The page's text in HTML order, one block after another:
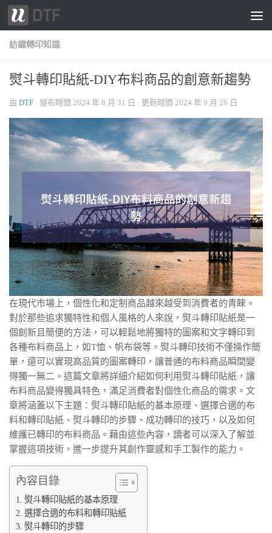
跳轉至內容
紡織轉印知識
熨斗轉印貼紙-DIY布料商品的創意新趨勢
由 DTF · 發布時間 2024 年 8 月 31 日 · 更新時間 2024 年 9 月 26 日
在現代市場上，個性化和定制商品越來越受到消費者的青睞。
對於那些追求獨特性和個人風格的人來說，熨斗轉印貼紙是一
個創新且簡便的方法，可以輕鬆地將獨特的圖案和文字轉印到
各種布料商品上，如T恤、帆布袋等。熨斗轉印技術不僅操作簡
單，還可以實現高品質的圖案轉印，讓普通的布料商品瞬間變
得獨一無二。這篇文章將詳細介紹如何利用熨斗轉印貼紙，讓
布料商品變得獨具特色，滿足消費者對個性化商品的需求。文
章將涵蓋以下主題：熨斗轉印貼紙的基本原理、選擇合適的布
料和轉印貼紙、熨斗轉印的步驟、成功轉印的技巧，以及如何
維護已轉印的布料商品。藉由這些內容，讀者可以深入了解並
掌握這項技術，進一步提升其創作靈感和手工製作的能力。
內容目錄
熨斗轉印貼紙的基本原理
選擇合適的布料和轉印貼紙
熨斗轉印的步驟